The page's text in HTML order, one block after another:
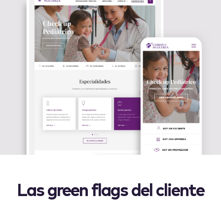
Las green flags del cliente